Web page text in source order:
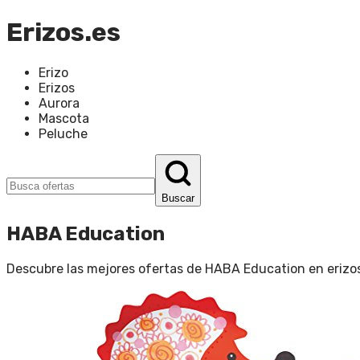
Erizos.es
Erizo
Erizos
Aurora
Mascota
Peluche
Buscar
HABA Education
Descubre las mejores ofertas de HABA Education en